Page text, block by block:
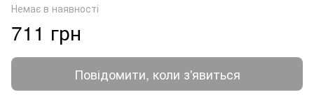
Немає в наявності
711 грн
Повідомити, коли з'явиться